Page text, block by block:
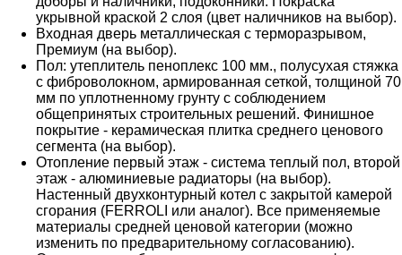
укрывной краской 2 слоя (цвет наличников на выбор).
Входная дверь металлическая с терморазрывом,
Премиум (на выбор).
Пол: утеплитель пеноплекс 100 мм., полусухая стяжка
с фиброволокном, армированная сеткой, толщиной 70
мм по уплотненному грунту с соблюдением
общепринятых строительных решений. Финишное
покрытие - керамическая плитка среднего ценового
сегмента (на выбор).
Отопление первый этаж - система теплый пол, второй
этаж - алюминиевые радиаторы (на выбор).
Настенный двухконтурный котел с закрытой камерой
сгорания (FERROLI или аналог). Все применяемые
материалы средней ценовой категории (можно
изменить по предварительному согласованию).